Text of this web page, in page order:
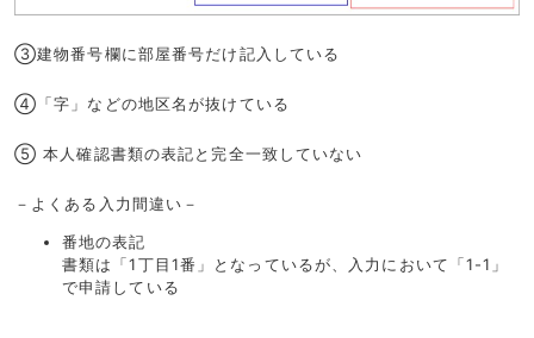
③建物番号欄に部屋番号だけ記入している
④「字」などの地区名が抜けている
⑤ 本人確認書類の表記と完全一致していない
－よくある入力間違い－
番地の表記
書類は「1丁目1番」となっているが、入力において「1-1」
で申請している